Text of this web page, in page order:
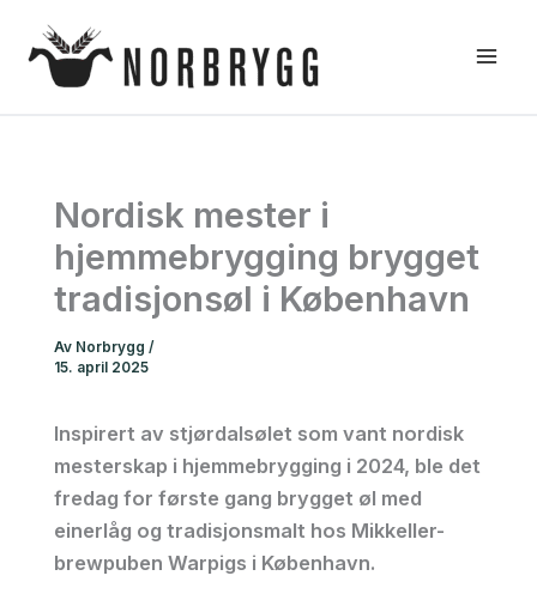
rett
Nordisk mester i
hjemmebrygging brygget
tradisjonsøl i København
Av Norbrygg /
15. april 2025
Inspirert av stjørdalsølet som vant nordisk
mesterskap i hjemmebrygging i 2024, ble det
fredag for første gang brygget øl med
einerlåg og tradisjonsmalt hos Mikkeller-
brewpuben Warpigs i København.